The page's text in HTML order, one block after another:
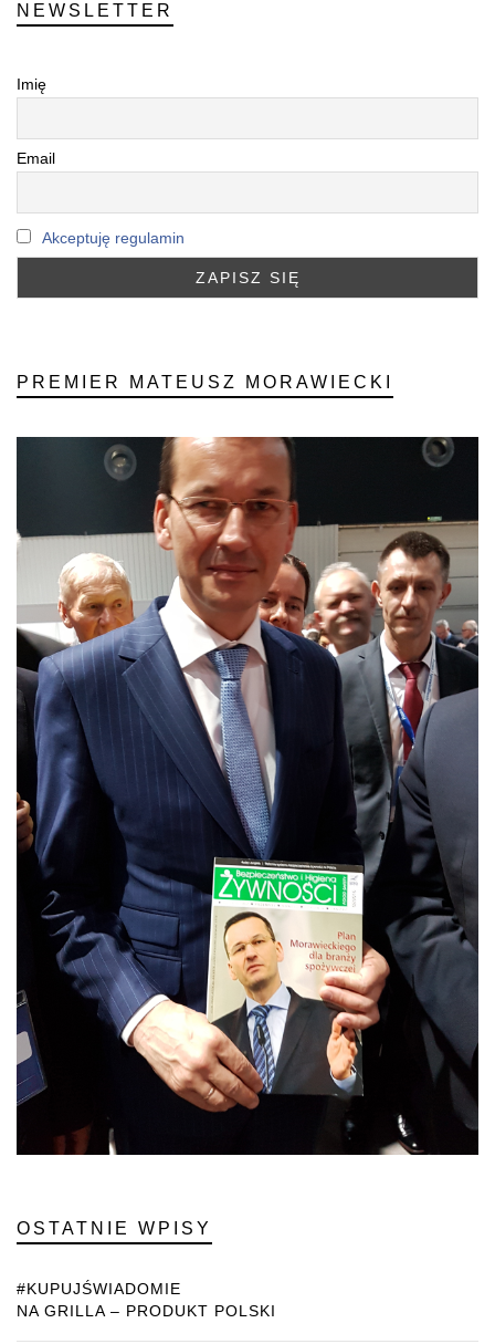
NEWSLETTER
Imię
Email
Akceptuję regulamin
PREMIER MATEUSZ MORAWIECKI
OSTATNIE WPISY
#KUPUJŚWIADOMIE
NA GRILLA – PRODUKT POLSKI